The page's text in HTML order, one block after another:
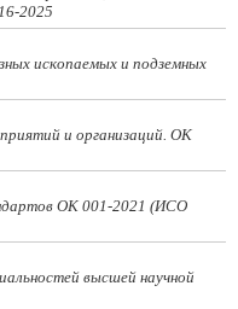
2025
ископаемых и подземных
и организаций. ОК
ОК 001-2021 (ИСО
высшей научной